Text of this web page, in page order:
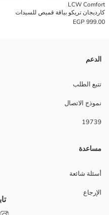
LCW Comfort
كارديجان تريكو بياقة قميص للسيدات
999.00 EGP
الدعم
تتبع الطلب
نموذج الاتصال
19739
مساعدة
أسئلة شائعة
الإرجاع